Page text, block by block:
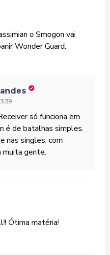
o Smogon vai
Wonder Guard.
só funciona em
é de batalhas simples.
nas singles, com
muita gente.
Ótima matéria!